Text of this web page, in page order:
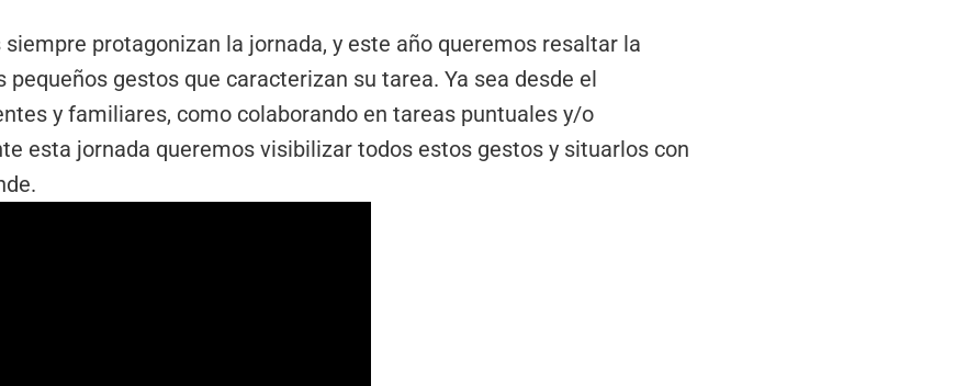
protagonizan la jornada, y este año queremos resaltar la
gestos que caracterizan su tarea. Ya sea desde el
y familiares, como colaborando en tareas puntuales y/o
esta jornada queremos visibilizar todos estos gestos y situarlos con